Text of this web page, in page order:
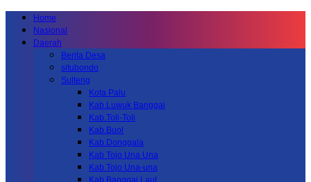
Home
Nasional
Daerah
Berita Desa
situbondo
Sulteng
Kota Palu
Kab.Luwuk Banggai
Kab.Toli-Toli
Kab.Buol
Kab.Donggala
Kab Tojo Una Una
Kab.Tojo Una-una
Kab.Banggai Laut